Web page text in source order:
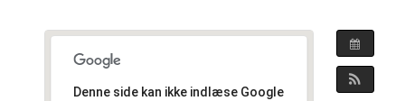
Denne side kan ikke indlæse Google